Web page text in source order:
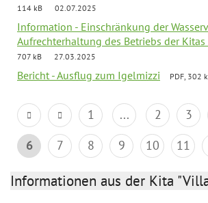
114 kB
02.07.2025
Information - Einschränkung der
Aufrechterhaltung des Betriebs der
707 kB
27.03.2025
Bericht - Ausflug zum Igelmizzi PDF, 302
1 ... 2 3
6
7 8 9 10 11
Informationen aus der Kita